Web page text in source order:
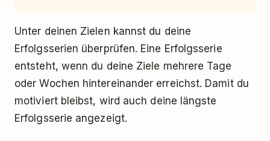
Unter deinen Zielen kannst du deine
Erfolgsserien überprüfen. Eine Erfolgsserie
entsteht, wenn du deine Ziele mehrere Tage
oder Wochen hintereinander erreichst. Damit du
motiviert bleibst, wird auch deine längste
Erfolgsserie angezeigt.